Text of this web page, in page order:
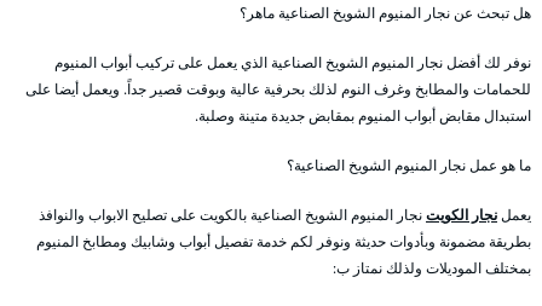
هل تبحث عن نجار المنيوم الشويخ الصناعية ماهر؟
نوفر لك أفضل نجار المنيوم الشويخ الصناعية الذي يعمل على تركيب أبواب المنيوم
للحمامات والمطابخ وغرف النوم لذلك بحرفية عالية وبوقت قصير جداً. ويعمل أيضا على
استبدال مقابض أبواب المنيوم بمقابض جديدة متينة وصلبة.
ما هو عمل نجار المنيوم الشويخ الصناعية؟
يعملنجار الكويتنجار المنيوم الشويخ الصناعية بالكويت على تصليح الابواب والنوافذ
بطريقة مضمونة وبأدوات حديثة ونوفر لكم خدمة تفصيل أبواب وشابيك ومطابخ المنيوم
بمختلف الموديلات ولذلك نمتاز ب: